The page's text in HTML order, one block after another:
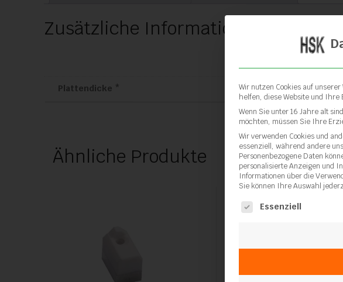
Zusätzliche Informationen
Plattendicke *
Ähnliche Produkte
Wir nutzen Cookies auf
helfen, diese Website und Ihre
Wenn Sie unter 16 Jahre alt
möchten, müssen Sie Ihre
Wir verwenden Cookies und
essenziell, während andere
Personenbezogene Daten
personalisierte Anzeigen und
Informationen über die
Sie können Ihre Auswahl
Es folgt eine Liste der
Essenziell